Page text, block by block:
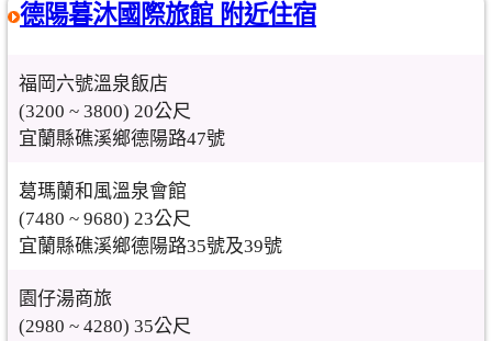
德陽暮沐國際旅館 附近住宿
福岡六號溫泉飯店
(3200 ~ 3800) 20公尺
宜蘭縣礁溪鄉德陽路47號
葛瑪蘭和風溫泉會館
(7480 ~ 9680) 23公尺
宜蘭縣礁溪鄉德陽路35號及39號
園仔湯商旅
(2980 ~ 4280) 35公尺